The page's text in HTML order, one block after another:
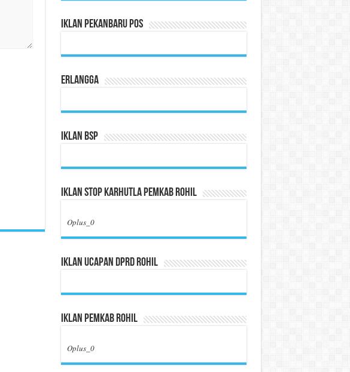
Iklan Pekanbaru Pos
Erlangga
Iklan BSP
Iklan Stop Karhutla Pemkab Rohil
Oplus_0
Iklan Ucapan DPRD Rohil
Iklan Pemkab Rohil
Oplus_0